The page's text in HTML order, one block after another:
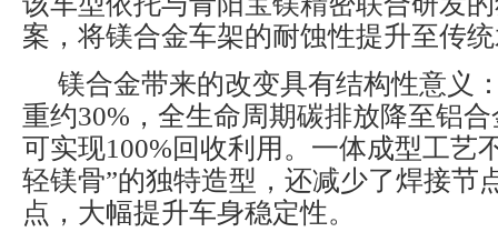
案，将镁合金车架的耐蚀性提升至传
镁合金带来的改变具有结构性意义
重约30%，全生命周期碳排放降至铝
可实现100%回收利用。一体成型工艺
轻镁骨”的独特造型，还减少了焊接节
点，大幅提升车身稳定性。